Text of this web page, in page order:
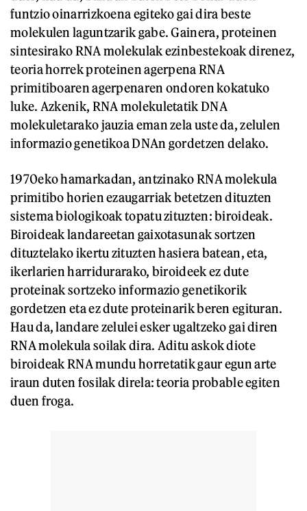
funtzio oinarrizkoena egiteko gai dira beste
molekulen laguntzarik gabe. Gainera, proteinen
sintesirako RNA molekulak ezinbestekoak direnez,
teoria horrek proteinen agerpena RNA
primitiboaren agerpenaren ondoren kokatuko
luke. Azkenik, RNA molekuletatik DNA
molekuletarako jauzia eman zela uste da, zelulen
informazio genetikoa DNAn gordetzen delako.
1970eko hamarkadan, antzinako RNA molekula
primitibo horien ezaugarriak betetzen dituzten
sistema biologikoak topatu zituzten: biroideak.
Biroideak landareetan gaixotasunak sortzen
dituztelako ikertu zituzten hasiera batean, eta,
ikerlarien harridurarako, biroideek ez dute
proteinak sortzeko informazio genetikorik
gordetzen eta ez dute proteinarik beren egituran.
Hau da, landare zelulei esker ugaltzeko gai diren
RNA molekula soilak dira. Aditu askok diote
biroideak RNA mundu horretatik gaur egun arte
iraun duten fosilak direla: teoria probable egiten
duen froga.